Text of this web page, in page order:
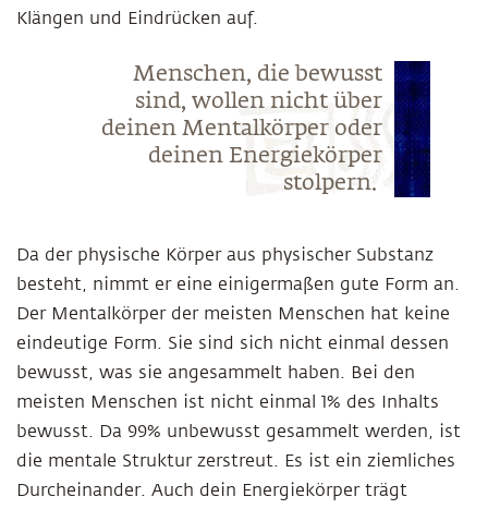
Klängen und Eindrücken auf.
Menschen, die bewusst
sind, wollen nicht über
deinen Mentalkörper oder
deinen Energiekörper
stolpern.
Da der physische Körper aus physischer Substanz
besteht, nimmt er eine einigermaßen gute Form an.
Der Mentalkörper der meisten Menschen hat keine
eindeutige Form. Sie sind sich nicht einmal dessen
bewusst, was sie angesammelt haben. Bei den
meisten Menschen ist nicht einmal 1% des Inhalts
bewusst. Da 99% unbewusst gesammelt werden, ist
die mentale Struktur zerstreut. Es ist ein ziemliches
Durcheinander. Auch dein Energiekörper trägt